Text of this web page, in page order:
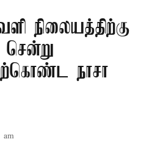
நிலையத்திற்கு
நாசா
am